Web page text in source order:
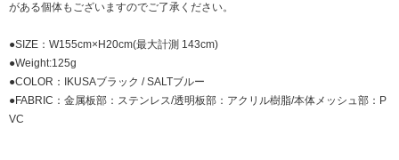
がある個体もございますのでご了承ください。
●SIZE：W155cm×H20cm(最大計測 143cm)
●Weight:125g
●COLOR：IKUSAブラック / SALTブルー
●FABRIC：金属板部：ステンレス/透明板部：アクリル樹脂/本体メッシュ部：P
VC